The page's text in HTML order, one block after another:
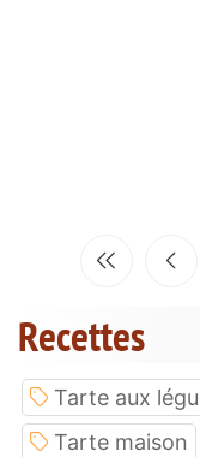
Recettes
Tarte aux
Tarte maison